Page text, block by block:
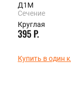
Д1М
Сечение
Круглая
395 Р.
Купить в один